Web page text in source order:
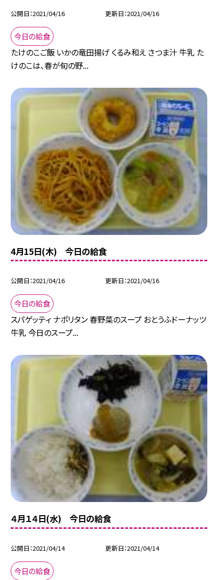
公開日 2021/04/16 更新日 2021/04/16
今日の給食
たけのこご飯 いかの竜田揚げ くるみ和え さつま汁 牛乳 た
けのこは、春が旬の野...
4月15日(木) 今日の給食
公開日 2021/04/16 更新日 2021/04/16
今日の給食
スパゲッティ ナポリタン 春野菜のスープ おとうふドーナッツ
牛乳 今日のスープ...
４月１４日(水) 今日の給食
公開日 2021/04/14 更新日 2021/04/14
今日の給食